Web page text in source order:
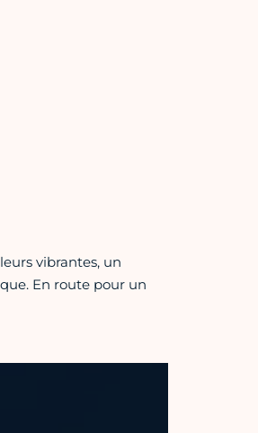
vibrantes, un
En route pour un